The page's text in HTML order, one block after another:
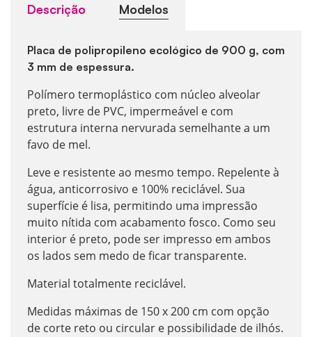
Descrição Modelos
Placa de polipropileno ecológico de 900 g, com
3 mm de espessura.
Polímero termoplástico com núcleo alveolar
preto, livre de PVC, impermeável e com
estrutura interna nervurada semelhante a um
favo de mel.
Leve e resistente ao mesmo tempo. Repelente à
água, anticorrosivo e 100% reciclável. Sua
superfície é lisa, permitindo uma impressão
muito nítida com acabamento fosco. Como seu
interior é preto, pode ser impresso em ambos
os lados sem medo de ficar transparente.
Material totalmente reciclável.
Medidas máximas de 150 x 200 cm com opção
de corte reto ou circular e possibilidade de ilhós.